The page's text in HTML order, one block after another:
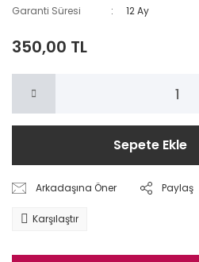
Garanti Süresi
12 Ay
350,00 TL
Sepete Ekle
Arkadaşına Öner Paylaş
Karşılaştır